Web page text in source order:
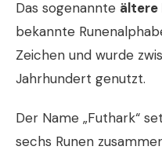
Das sogenannte ältere
bekannte
Zeichen und wurde
Jahrhundert genutzt.
Der Name „Futhark“
sechs Runen